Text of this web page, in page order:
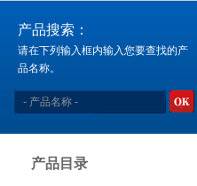
产品搜索：
请在下列输入框内输入您要查找的产
品名称。
产品目录